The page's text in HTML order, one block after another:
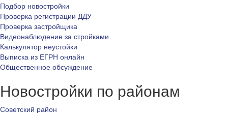
Подбор новостройки
Проверка регистрации ДДУ
Проверка застройщика
Видеонаблюдение за стройками
Калькулятор неустойки
Выписка из ЕГРН онлайн
Общественное обсуждение
Новостройки по районам
Советский район